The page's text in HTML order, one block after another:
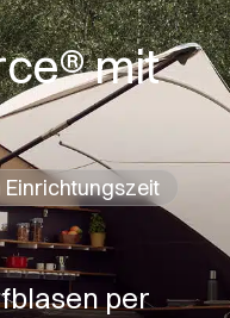
mit
Einrichtungszeit
per